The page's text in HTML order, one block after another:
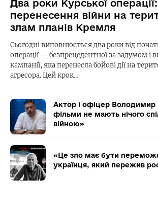
Два роки Курської операції:
перенесення війни на
злам планів Кремля
Сьогодні виповнюється два роки від
операції — безпрецедентної за задумом і
кампанії, яка перенесла бойові дії на
агресора. Цей крок…
Актор і офіцер Володимир
фільми не мають нічого
війною»
«Це зло має бути
українця, який пережив